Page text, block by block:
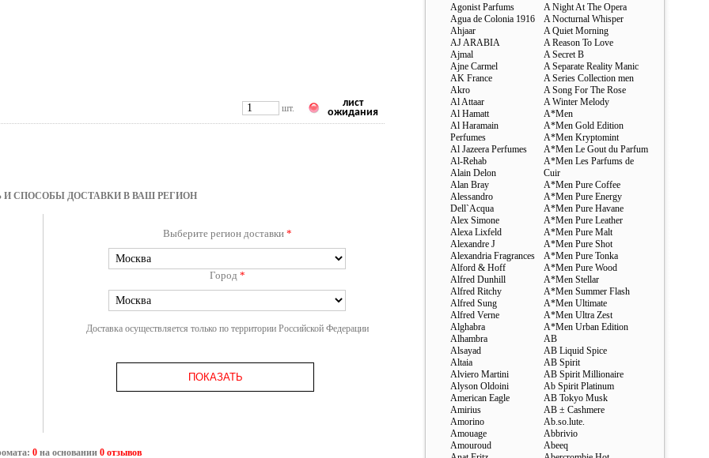
шт.
лист
ожидания
И СПОСОБЫ ДОСТАВКИ В ВАШ РЕГИОН
Выберите регион доставки *
Город *
Доставка осуществляется только по территории Российской Федерации
ПОКАЗАТЬ
0на основании 0 отзывов
Agonist Parfums
Agua de Colonia 1916
Ahjaar
AJ ARABIA
Ajmal
Ajne Carmel
AK France
Akro
Al Attaar
Al Hamatt
Al Haramain
Perfumes
Al Jazeera Perfumes
Al-Rehab
Alain Delon
Alan Bray
Alessandro
Dell`Acqua
Alex Simone
Alexa Lixfeld
Alexandre J
Alexandria Fragrances
Alford & Hoff
Alfred Dunhill
Alfred Ritchy
Alfred Sung
Alfred Verne
Alghabra
Alhambra
Alsayad
Altaia
Alviero Martini
Alyson Oldoini
American Eagle
Amirius
Amorino
Amouage
Amouroud
A Night At The Opera
A Nocturnal Whisper
A Quiet Morning
A Reason To Love
A Secret B
A Separate Reality Manic
A Series Collection men
A Song For The Rose
A Winter Melody
A*Men
A*Men Gold Edition
A*Men Kryptomint
A*Men Le Gout du Parfum
A*Men Les Parfums de
Cuir
A*Men Pure Coffee
A*Men Pure Energy
A*Men Pure Havane
A*Men Pure Leather
A*Men Pure Malt
A*Men Pure Shot
A*Men Pure Tonka
A*Men Pure Wood
A*Men Stellar
A*Men Summer Flash
A*Men Ultimate
A*Men Ultra Zest
A*Men Urban Edition
AB
AB Liquid Spice
AB Spirit
AB Spirit Millionaire
Ab Spirit Platinum
AB Tokyo Musk
AB ± Cashmere
Ab.so.lute.
Abbrivio
Abeeq